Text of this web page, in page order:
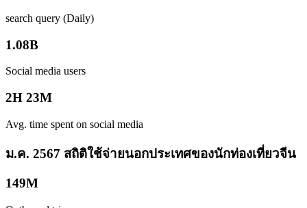
search query (Daily)
1.08B
Social media users
2H 23M
Avg. time spent on social media
ม.ค. 2567 สถิติใช้จ่ายนอกประเทศของนักท่องเที่ยวจีน
149M